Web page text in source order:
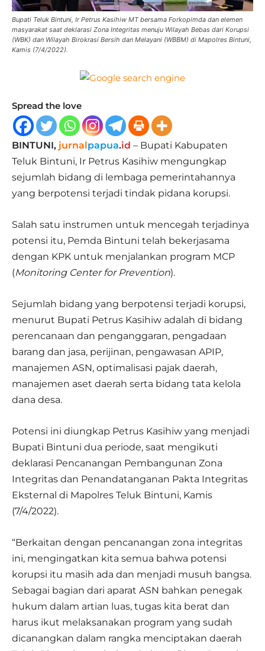
Bupati Teluk Bintuni, Ir Petrus Kasihiw MT bersama Forkopimda dan elemen
masyarakat saat deklarasi Zona Integritas menuju Wilayah Bebas dari Korupsi
(WBK) dan Wilayah Birokrasi Bersih dan Melayani (WBBM) di Mapolres Bintuni,
Kamis (7/4/2022).
Spread the love
BINTUNI, jurnalpapua.id – Bupati Kabupaten
Teluk Bintuni, Ir Petrus Kasihiw mengungkap
sejumlah bidang di lembaga pemerintahannya
yang berpotensi terjadi tindak pidana korupsi.
Salah satu instrumen untuk mencegah terjadinya
potensi itu, Pemda Bintuni telah bekerjasama
dengan KPK untuk menjalankan program MCP
(Monitoring Center for Prevention).
Sejumlah bidang yang berpotensi terjadi korupsi,
menurut Bupati Petrus Kasihiw adalah di bidang
perencanaan dan penganggaran, pengadaan
barang dan jasa, perijinan, pengawasan APIP,
manajemen ASN, optimalisasi pajak daerah,
manajemen aset daerah serta bidang tata kelola
dana desa.
Potensi ini diungkap Petrus Kasihiw yang menjadi
Bupati Bintuni dua periode, saat mengikuti
deklarasi Pencanangan Pembangunan Zona
Integritas dan Penandatanganan Pakta Integritas
Eksternal di Mapolres Teluk Bintuni, Kamis
(7/4/2022).
“Berkaitan dengan pencanangan zona integritas
ini, mengingatkan kita semua bahwa potensi
korupsi itu masih ada dan menjadi musuh bangsa.
Sebagai bagian dari aparat ASN bahkan penegak
hukum dalam artian luas, tugas kita berat dan
harus ikut melaksanakan program yang sudah
dicanangkan dalam rangka menciptakan daerah